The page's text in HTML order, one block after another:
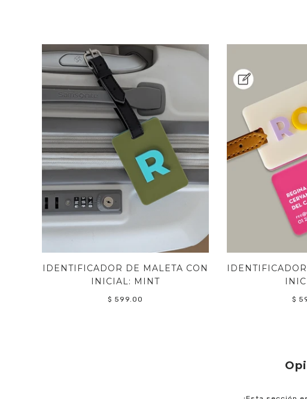
IDENTIFICADOR DE MALETA CON
INICIAL: MINT
$ 599.00 $